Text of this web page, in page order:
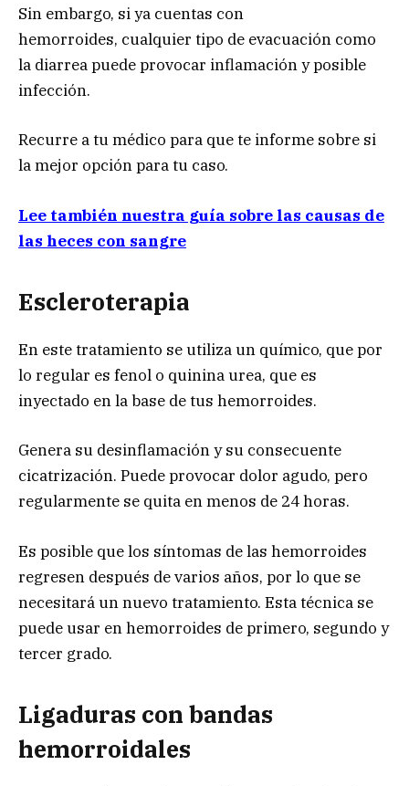
Sin embargo, si ya cuentas con
hemorroides, cualquier tipo de evacuación como
la diarrea puede provocar inflamación y posible
infección.
Recurre a tu médico para que te informe sobre si
la mejor opción para tu caso.
Lee también nuestra guía sobre las causas de
las heces con sangre
Escleroterapia
En este tratamiento se utiliza un químico, que por
lo regular es fenol o quinina urea, que es
inyectado en la base de tus hemorroides.
Genera su desinflamación y su consecuente
cicatrización. Puede provocar dolor agudo, pero
regularmente se quita en menos de 24 horas.
Es posible que los síntomas de las hemorroides
regresen después de varios años, por lo que se
necesitará un nuevo tratamiento. Esta técnica se
puede usar en hemorroides de primero, segundo y
tercer grado.
Ligaduras con bandas
hemorroidales